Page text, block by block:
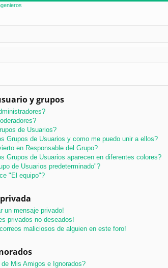
y grupos
de Usuarios?
Grupos de Usuarios y como me puedo unir a ellos?
en Responsable del Grupo?
Grupos de Usuarios aparecen en diferentes colores?
de Usuarios predeterminado"?
"El equipo"?
un mensaje privado!
privados no deseados!
maliciosos de alguien en este foro!
Mis Amigos e Ignorados?